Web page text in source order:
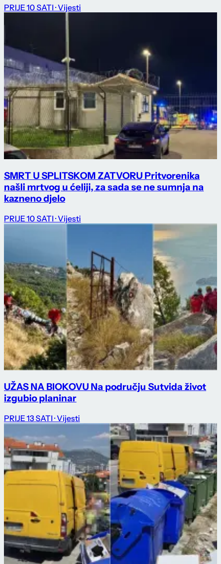
PRIJE 10 SATI · Vijesti
SMRT U SPLITSKOM ZATVORU Pritvorenika
našli mrtvog u ćeliji, za sada se ne sumnja na
kazneno djelo
PRIJE 10 SATI · Vijesti
UŽAS NA BIOKOVU Na području Sutvida život
izgubio planinar
PRIJE 13 SATI · Vijesti